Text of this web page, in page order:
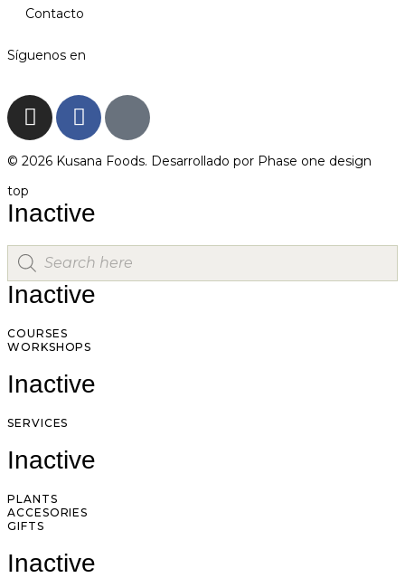
Contacto
Síguenos en
© 2026 Kusana Foods. Desarrollado por Phase one design
top
Inactive
Inactive
COURSES
WORKSHOPS
Inactive
SERVICES
Inactive
PLANTS
ACCESORIES
GIFTS
Inactive